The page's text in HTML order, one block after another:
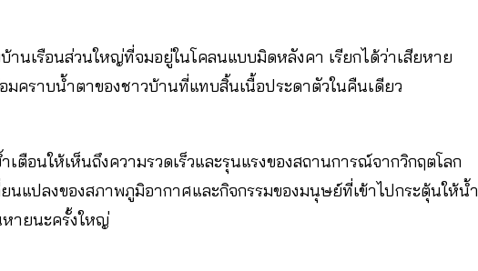
นเรือนส่วนใหญ่ที่จมอยู่ในโคลนแบบมิดหลังคา เรียกได้ว่าเสียหาย
มคราบน้ำตาของชาวบ้านที่แทบสิ้นเนื้อประดาตัวในคืนเดียว
ตือนให้เห็นถึงความรวดเร็วและรุนแรงของสถานการณ์จากวิกฤตโลก
นแปลงของสภาพภูมิอากาศและกิจกรรมของมนุษย์ที่เข้าไปกระตุ้นให้น้ำ
ายนะครั้งใหญ่